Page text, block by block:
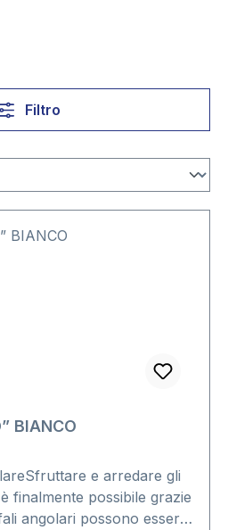
Filtro
BIANCO
e arredare gli
finalmente possibile grazie
angolari possono essere